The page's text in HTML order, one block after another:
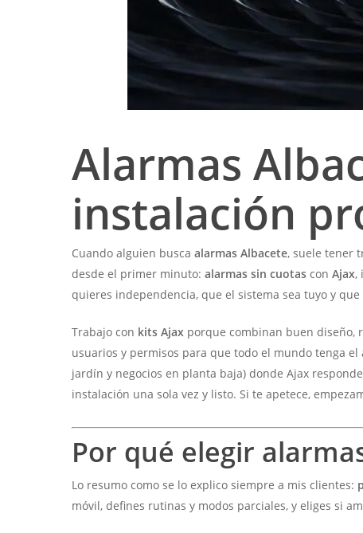
Alarmas
instalación
Cuando alguien buscaalarmas Albacete, suele tener
desde el primer minuto:alarmas sin cuotas conAjax,
quieres independencia, que el sistema sea tuyo y
Trabajo con kits Ajax porque combinan buen diseño,
usuarios y permisos para que todo el mundo tenga
jardín y negocios en planta baja) donde Ajax
instalación una sola vez y listo. Si te apetece,
Por qué elegir
Lo resumo como se lo explico siempre a mis clientes:
móvil, defines rutinas y modos parciales, y eliges si